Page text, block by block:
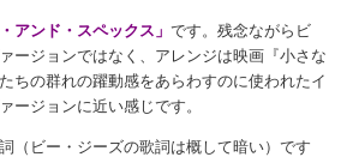
アンド・スペックス」 です。残念ながらビ
ージョンではなく、アレンジは映画『小さな
ちの群れの躍動感をあらわすのに使われたイ
ージョンに近い感じです。
（ビー・ジーズの歌詞は概して暗い）です